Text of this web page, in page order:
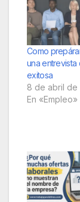
Como
una entrevista
exitosa
8 de abril de
En «Empleo»